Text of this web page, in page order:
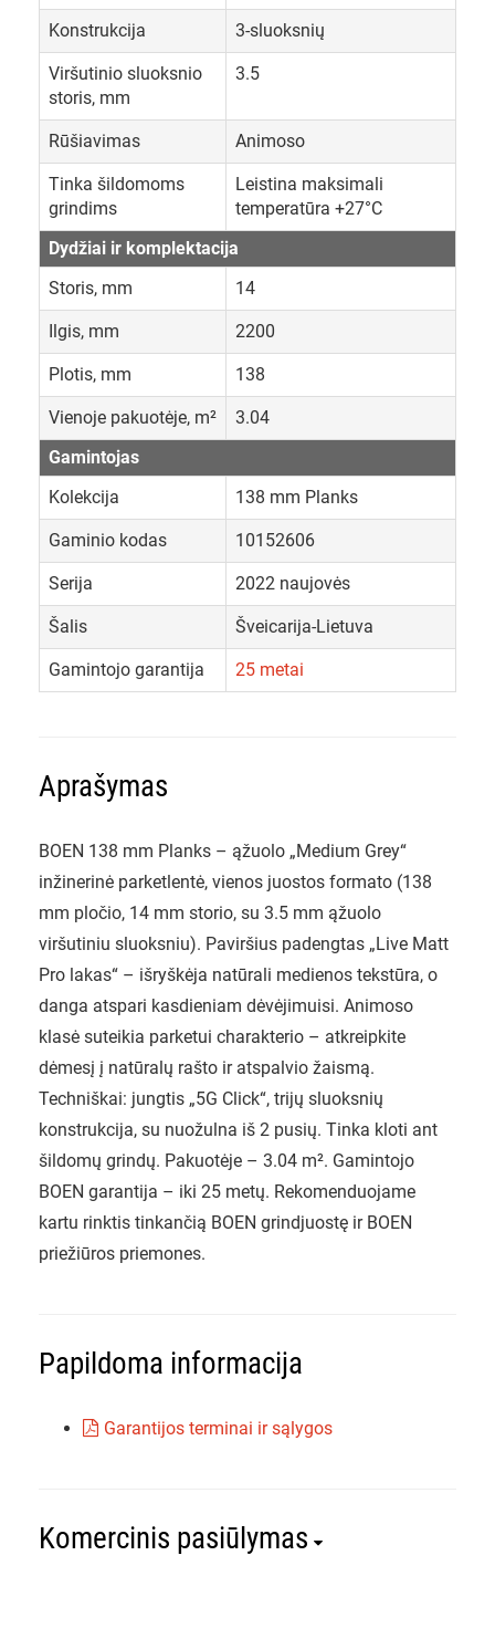
Konstrukcija 3-sluoksnių
Viršutinio sluoksnio
storis, mm
3.5
Rūšiavimas Animoso
Tinka šildomoms
grindims
Leistina maksimali
temperatūra +27°C
Dydžiai ir komplektacija
Storis, mm
14
Ilgis, mm 2200
Plotis, mm 138
Vienoje pakuotėje, m²
3.04
Gamintojas
Kolekcija
138 mm Planks
Gaminio kodas 10152606
Serija 2022 naujovės
Šalis Šveicarija-Lietuva
Gamintojo garantija 25 metai
Aprašymas
BOEN 138 mm Planks – ąžuolo „Medium Grey“
inžinerinė parketlentė, vienos juostos formato (138
mm pločio, 14 mm storio, su 3.5 mm ąžuolo
viršutiniu sluoksniu). Paviršius padengtas „Live Matt
Pro lakas“ – išryškėja natūrali medienos tekstūra, o
danga atspari kasdieniam dėvėjimuisi. Animoso
klasė suteikia parketui charakterio – atkreipkite
dėmesį į natūralų rašto ir atspalvio žaismą.
Techniškai: jungtis „5G Click“, trijų sluoksnių
konstrukcija, su nuožulna iš 2 pusių. Tinka kloti ant
šildomų grindų. Pakuotėje – 3.04 m². Gamintojo
BOEN garantija – iki 25 metų. Rekomenduojame
kartu rinktis tinkančią BOEN grindjuostę ir BOEN
priežiūros priemones.
Papildoma informacija
Garantijos terminai ir sąlygos
Komercinis pasiūlymas